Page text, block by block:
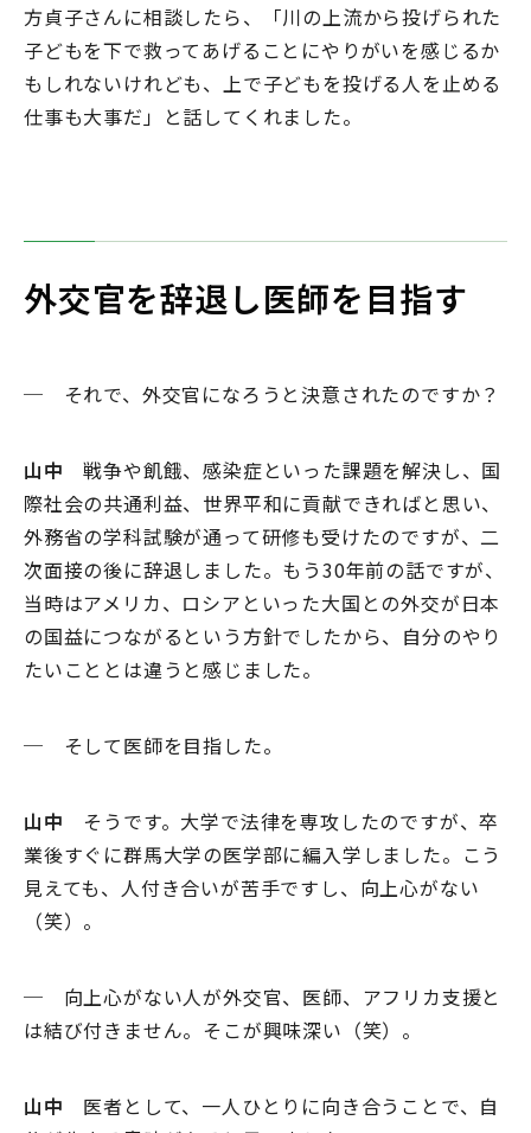
方貞子さんに相談したら、「川の上流から投げられた
子どもを下で救ってあげることにやりがいを感じるか
もしれないけれども、上で子どもを投げる人を止める
仕事も大事だ」と話してくれました。
外交官を辞退し医師を目指す
─ それで、外交官になろうと決意されたのですか？
山中 戦争や飢餓、感染症といった課題を解決し、国
際社会の共通利益、世界平和に貢献できればと思い、
外務省の学科試験が通って研修も受けたのですが、二
次面接の後に辞退しました。もう30年前の話ですが、
当時はアメリカ、ロシアといった大国との外交が日本
の国益につながるという方針でしたから、自分のやり
たいこととは違うと感じました。
─ そして医師を目指した。
山中 そうです。大学で法律を専攻したのですが、卒
業後すぐに群馬大学の医学部に編入学しました。こう
見えても、人付き合いが苦手ですし、向上心がない
（笑）。
─ 向上心がない人が外交官、医師、アフリカ支援と
は結び付きません。そこが興味深い（笑）。
山中 医者として、一人ひとりに向き合うことで、自